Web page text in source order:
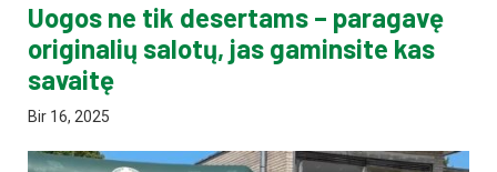
Uogos ne tik desertams – paragavę
originalių salotų, jas gaminsite kas
savaitę
Bir 16, 2025